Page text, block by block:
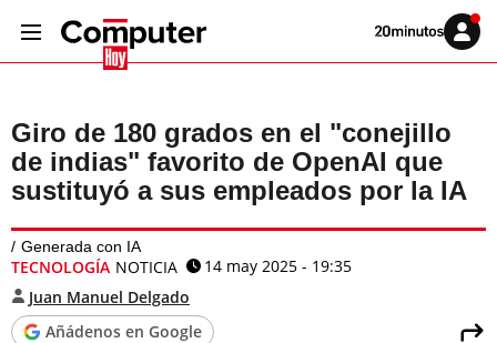
Volver
Iniciar
sesión
Giro de 180 grados en el "conejillo
de indias" favorito de OpenAI que
sustituyó a sus empleados por la IA
Generada con IA
TECNOLOGÍA NOTICIA
14 may 2025 - 19:35
Juan Manuel Delgado
Añádenos en Google